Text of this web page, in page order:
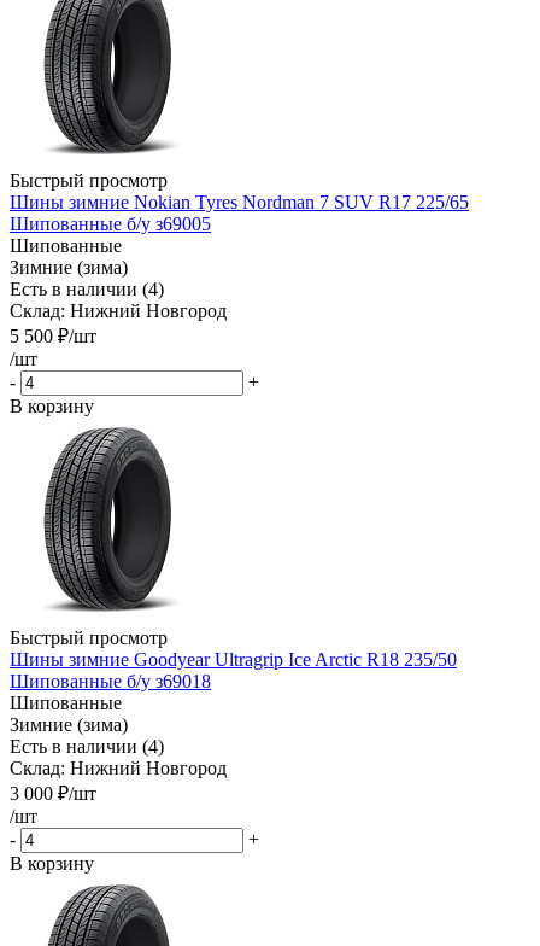
Быстрый просмотр
Шины зимние Nokian Tyres Nordman 7 SUV R17 225/65
Шипованные б/у з69005
Шипованные
Зимние (зима)
Есть в наличии (4)
Склад: Нижний Новгород
5 500 ₽/шт
/шт
-
+
В корзину
Быстрый просмотр
Шины зимние Goodyear Ultragrip Ice Arctic R18 235/50
Шипованные б/у з69018
Шипованные
Зимние (зима)
Есть в наличии (4)
Склад: Нижний Новгород
3 000 ₽/шт
/шт
-
+
В корзину